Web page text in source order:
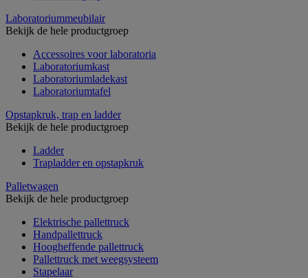
Laboratoriummeubilair
Bekijk de hele productgroep
Accessoires voor laboratoria
Laboratoriumkast
Laboratoriumladekast
Laboratoriumtafel
Opstapkruk, trap en ladder
Bekijk de hele productgroep
Ladder
Trapladder en opstapkruk
Palletwagen
Bekijk de hele productgroep
Elektrische pallettruck
Handpallettruck
Hoogheffende pallettruck
Pallettruck met weegsysteem
Stapelaar